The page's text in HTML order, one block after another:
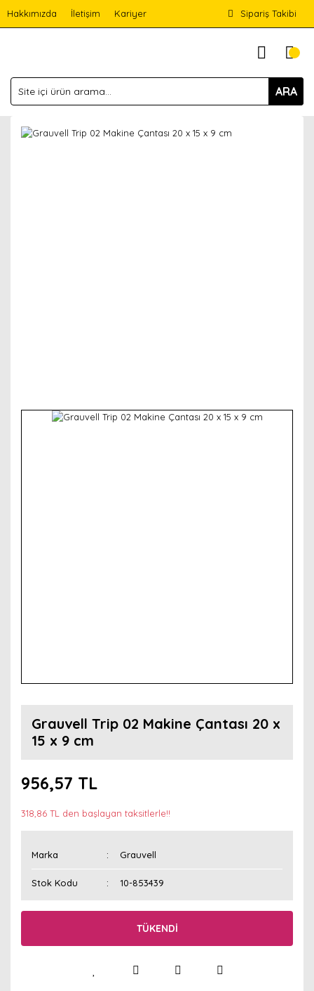
Hakkımızda İletişim Kariyer Sipariş Takibi
ARA
Grauvell Trip 02 Makine Çantası 20 x
15 x 9 cm
956,57 TL
318,86 TL den başlayan taksitlerle!!
Marka Grauvell
Stok Kodu 10-853439
TÜKENDİ